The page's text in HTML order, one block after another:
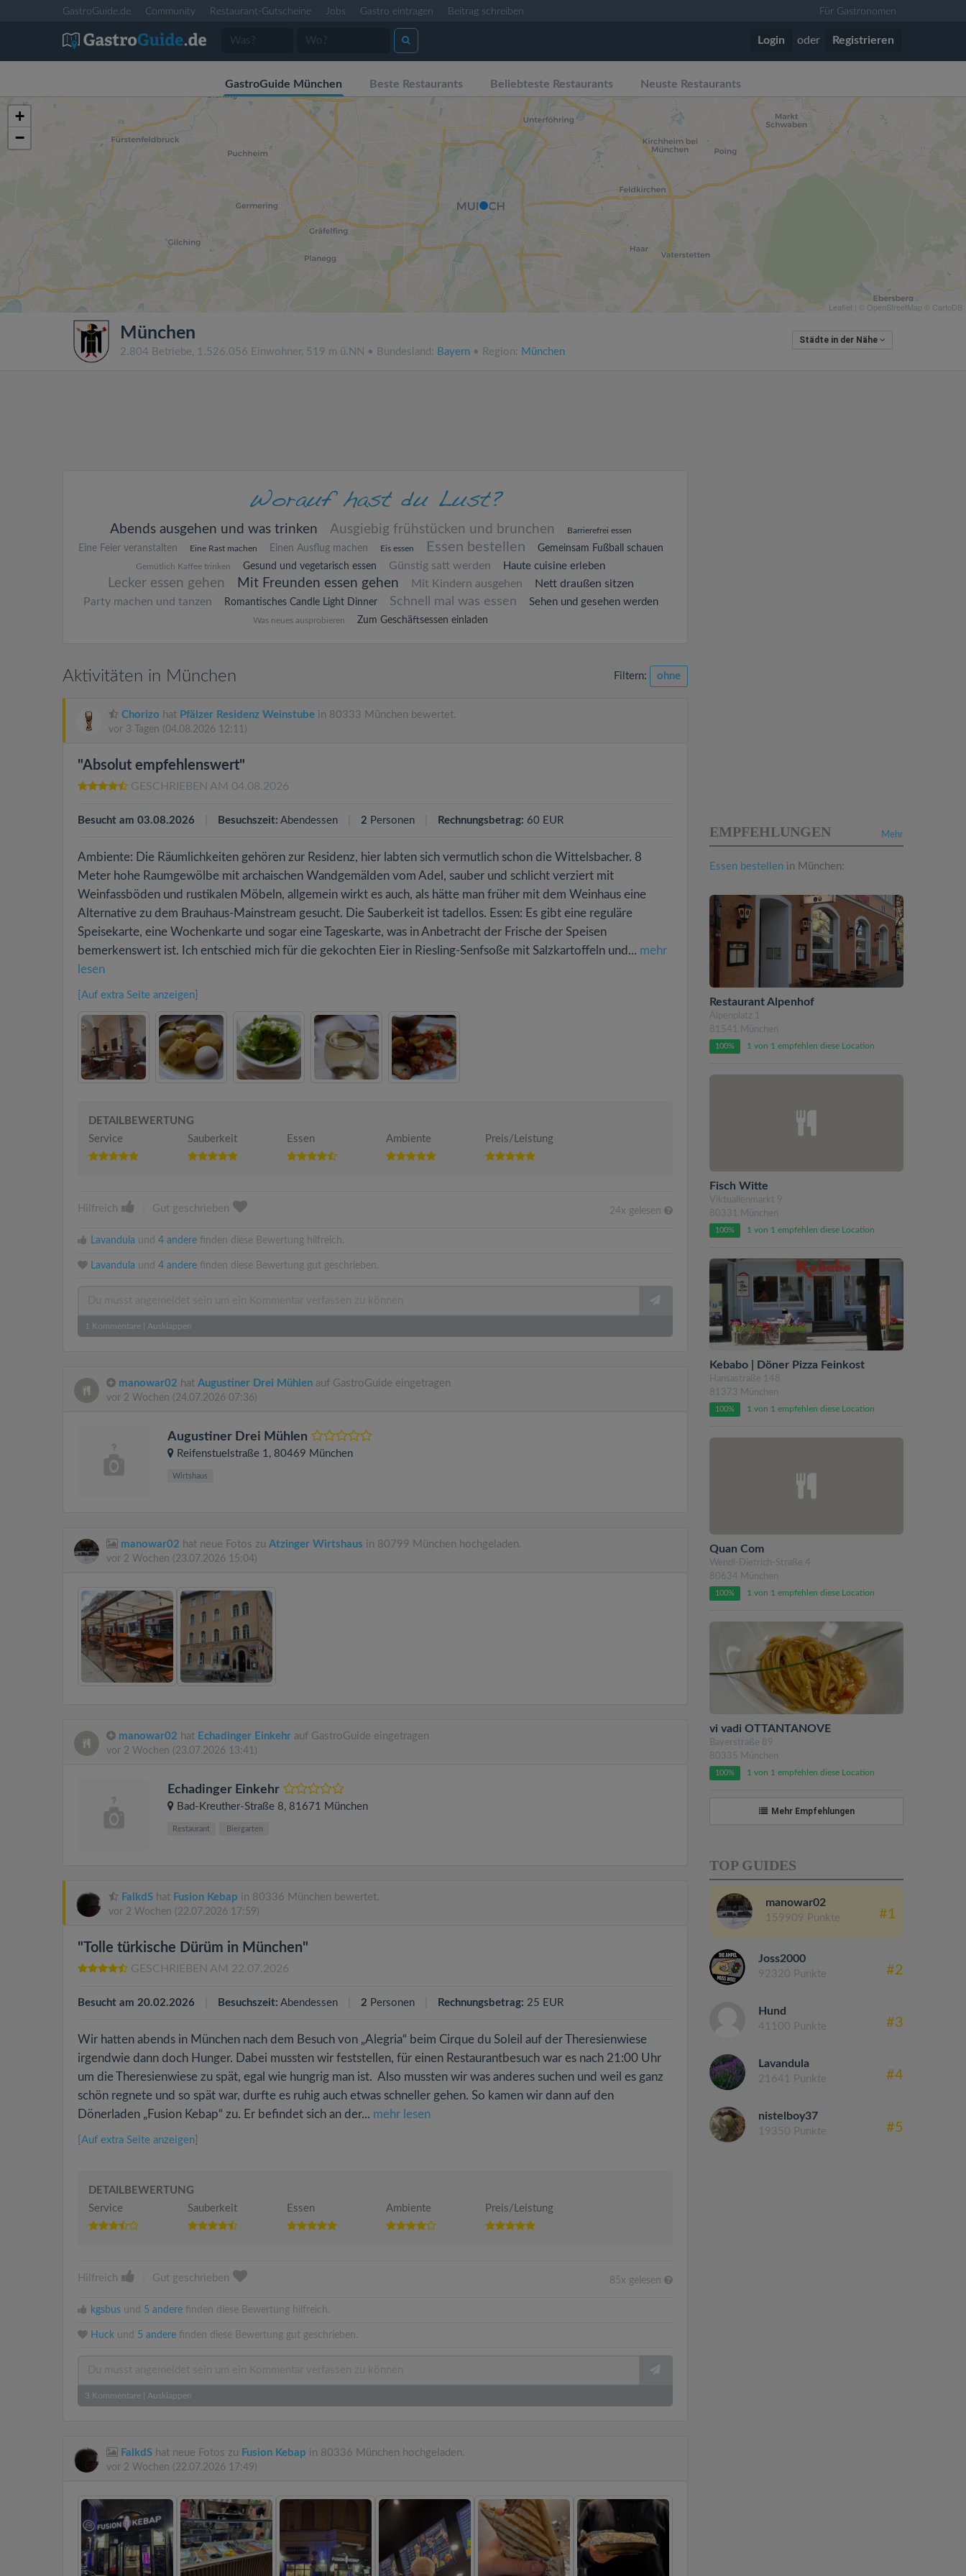
GastroGuide.de Community Restaurant-Gutscheine Jobs Gastro eintragen Beitrag schreiben Für Gastronomen
Login oder Registrieren
GastroGuide München Beste Restaurants Beliebteste Restaurants Neuste Restaurants
+
−
Leaflet | © OpenStreetMap © CartoDB
München
2.804 Betriebe, 1.526.056 Einwohner, 519 m ü.NN • Bundesland: Bayern • Region: München
Städte in der Nähe
Abends ausgehen und was trinken Ausgiebig frühstücken und brunchen Barrierefrei essen
Eine Feier veranstalten Eine Rast machen Einen Ausflug machen Eis essen Essen bestellen Gemeinsam Fußball schauen
Gemütlich Kaffee trinken Gesund und vegetarisch essen Günstig satt werden Haute cuisine erleben
Lecker essen gehen Mit Freunden essen gehen Mit Kindern ausgehen
Nett draußen sitzen
Party machen und tanzen
Romantisches Candle Light Dinner Schnell mal was essen Sehen und gesehen werden
Was neues ausprobieren Zum Geschäftsessen einladen
Aktivitäten in München Filtern: ohne
Chorizo hat Pfälzer Residenz Weinstube in 80333 München bewertet.
vor 3 Tagen (04.08.2026 12:11)
"Absolut empfehlenswert"
GESCHRIEBEN AM 04.08.2026
Besucht am 03.08.2026 Besuchszeit: Abendessen 2 Personen Rechnungsbetrag: 60 EUR
Ambiente: Die Räumlichkeiten gehören zur Residenz, hier labten sich vermutlich schon die Wittelsbacher. 8
Meter hohe Raumgewölbe mit archaischen Wandgemälden vom Adel, sauber und schlicht verziert mit
Weinfassböden und rustikalen Möbeln, allgemein wirkt es auch, als hätte man früher mit dem Weinhaus eine
Alternative zu dem Brauhaus-Mainstream gesucht. Die Sauberkeit ist tadellos. Essen: Es gibt eine reguläre
Speisekarte, eine Wochenkarte und sogar eine Tageskarte, was in Anbetracht der Frische der Speisen
bemerkenswert ist. Ich entschied mich für die gekochten Eier in Riesling-Senfsoße mit Salzkartoffeln und... mehr
lesen
[Auf extra Seite anzeigen]
DETAILBEWERTUNG
Service
Sauberkeit Essen Ambiente Preis/Leistung
Hilfreich Gut geschrieben 24x gelesen
Lavandula und 4 andere finden diese Bewertung hilfreich.
Lavandula und 4 andere finden diese Bewertung gut geschrieben.
1 Kommentare Ausklappen
manowar02 hat Augustiner Drei Mühlen auf GastroGuide eingetragen
vor 2 Wochen (24.07.2026 07:36)
Augustiner Drei Mühlen
Reifenstuelstraße 1, 80469 München
Wirtshaus
manowar02 hat neue Fotos zu Atzinger Wirtshaus in 80799 München hochgeladen.
vor 2 Wochen (23.07.2026 15:04)
manowar02 hat Echadinger Einkehr auf GastroGuide eingetragen
vor 2 Wochen (23.07.2026 13:41)
Echadinger Einkehr
Bad-Kreuther-Straße 8, 81671 München
Restaurant Biergarten
FalkdS hat Fusion Kebap in 80336 München bewertet.
vor 2 Wochen (22.07.2026 17:59)
"Tolle türkische Dürüm in München"
GESCHRIEBEN AM 22.07.2026
Besucht am 20.02.2026 Besuchszeit: Abendessen 2 Personen Rechnungsbetrag: 25 EUR
Wir hatten abends in München nach dem Besuch von „Alegria“ beim Cirque du Soleil auf der Theresienwiese
irgendwie dann doch Hunger. Dabei mussten wir feststellen, für einen Restaurantbesuch war es nach 21:00 Uhr
um die Theresienwiese zu spät, egal wie hungrig man ist. Also mussten wir was anderes suchen und weil es ganz
schön regnete und so spät war, durfte es ruhig auch etwas schneller gehen. So kamen wir dann auf den
Dönerladen „Fusion Kebap“ zu. Er befindet sich an der... mehr lesen
[Auf extra Seite anzeigen]
DETAILBEWERTUNG
Service
Sauberkeit Essen Ambiente Preis/Leistung
Hilfreich Gut geschrieben 85x gelesen
kgsbus und 5 andere finden diese Bewertung hilfreich.
Huck und 5 andere finden diese Bewertung gut geschrieben.
3 Kommentare Ausklappen
FalkdS hat neue Fotos zu Fusion Kebap in 80336 München hochgeladen.
vor 2 Wochen (22.07.2026 17:49)
Mehr
EMPFEHLUNGEN
Essen bestellen in München:
Restaurant Alpenhof
Alpenplatz 1
81541 München
100% 1 von 1 empfehlen diese Location
Fisch Witte
Viktualienmarkt 9
80331 München
100% 1 von 1 empfehlen diese Location
Kebabo | Döner Pizza Feinkost
Hansastraße 148
81373 München
100% 1 von 1 empfehlen diese Location
Quan Com
Wendl-Dietrich-Straße 4
80634 München
100% 1 von 1 empfehlen diese Location
vi vadi OTTANTANOVE
Bayerstraße 89
80335 München
100% 1 von 1 empfehlen diese Location
Mehr Empfehlungen
TOP GUIDES
manowar02
159909 Punkte #1
Joss2000
92320 Punkte #2
Hund
41100 Punkte #3
Lavandula
21641 Punkte #4
nistelboy37
19350 Punkte #5